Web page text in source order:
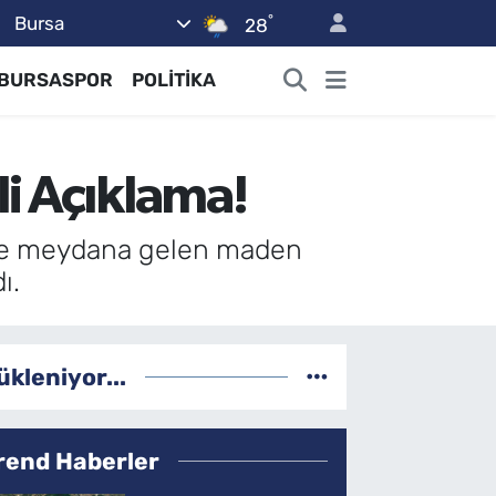
Bursa 28°
POLİTİKA
Açıklama!
meydana gelen maden
Haberler